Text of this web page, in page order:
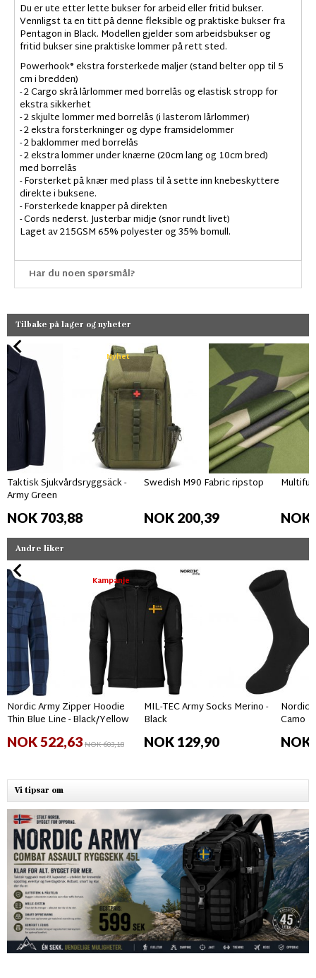
Du er ute etter lette bukser for arbeid eller fritid bukser.
Vennligst ta en titt på denne fleksible og praktiske bukser fra
Pentagon in Black. Modellen gjelder som arbeidsbukser og
fritid bukser sine praktiske lommer på rett sted.
Powerhook® ekstra forsterkede maljer (stand belter opp til 5
cm i bredden)
- 2 Cargo skrå lårlommer med borrelås og elastisk stropp for
ekstra sikkerhet
- 2 skjulte lommer med borrelås (i lasterom lårlommer)
- 2 ekstra forsterkninger og dype framsidelommer
- 2 baklommer med borrelås
- 2 ekstra lommer under knærne (20cm lang og 10cm bred)
med borrelås
- Forsterket på knær med plass til å sette inn knebeskyttere
direkte i buksene.
- Forsterkede knapper på direkten
- Cords nederst. Justerbar midje (snor rundt livet)
Laget av 215GSM 65% polyester og 35% bomull.
Har du noen spørsmål?
Tilbake på lager og nyheter
Nyhet
Taktisk Sjukvårdsryggsäck -
Army Green
NOK 703,88
Swedish M90 Fabric ripstop
NOK 200,39 NOK
Andre liker
Kampanje
Nordic Army Zipper Hoodie
Thin Blue Line - Black/Yellow
NOK 522,63NOK 603,18
MIL-TEC Army Socks Merino -
Black
NOK 129,90
Nordic
Camo
NOK
Vi tipsar om